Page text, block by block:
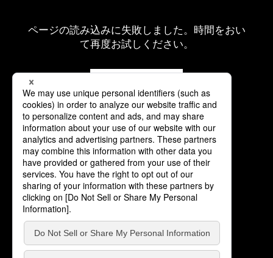
ページの読み込みに失敗しました。時間をおい
て再度お試しください。